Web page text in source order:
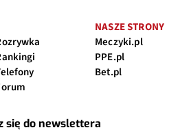
NASZE STRONY
Meczyki.pl
PPE.pl
Bet.pl
się do newslettera